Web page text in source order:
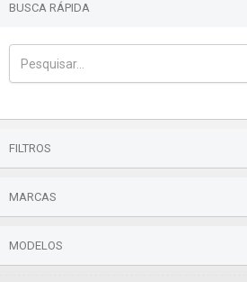
BUSCA RÁPIDA
FILTROS
MARCAS
MODELOS